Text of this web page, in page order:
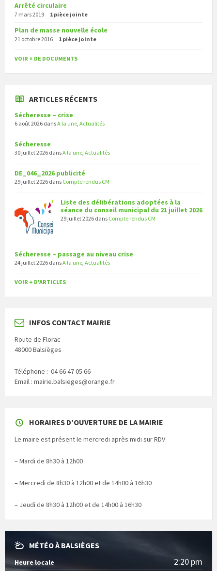
Arrêté circulaire
7 mars 2019 1 pièce jointe
Plan de masse nouvelle école
21 octobre 2016 1 pièce jointe
VOIR + DE DOCUMENTS
ARTICLES RÉCENTS
Sécheresse – crise
6 août 2026 dansA la une Actualités
Sécheresse
30 juillet 2026 dansA la une Actualités
DE_046_2026 publicité
29 juillet 2026 dans Compte rendus CM
Liste des délibérations adoptées à la
séance du conseil municipal du 21 juillet 2026
29 juillet 2026 dans Compte rendus CM
Sécheresse – passage au niveau crise
24 juillet 2026 dansA la une Actualités
VOIR + D'ARTICLES
INFOS CONTACT MAIRIE
Route de Florac
48000 Balsièges
Téléphone : 04 66 47 05 66
Email : mairie.balsieges@orange.fr
HORAIRES D’OUVERTURE DE LA MAIRIE
Le maire est présent le mercredi après midi sur RDV
– Mardi de 8h30 à 12h00
– Mercredi de 8h30 à 12h00 et de 14h00 à 16h30
– Jeudi de 8h30 à 12h00 et de 14h00 à 16h30
MÉTÉO À BALSIÈGES
Heure locale 2:20 pm